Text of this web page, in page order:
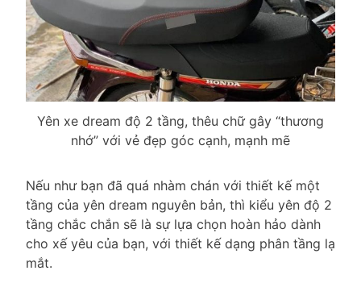
Yên xe dream độ 2 tầng, thêu chữ gây “thương
nhớ” với vẻ đẹp góc cạnh, mạnh mẽ
Nếu như bạn đã quá nhàm chán với thiết kế một
tầng của yên dream nguyên bản, thì kiểu yên độ 2
tầng chắc chắn sẽ là sự lựa chọn hoàn hảo dành
cho xế yêu của bạn, với thiết kế dạng phân tầng lạ
mắt.